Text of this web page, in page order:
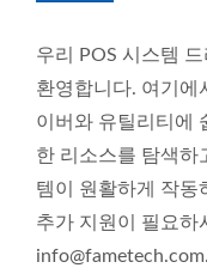
우리 POS 시스템
환영합니다. 여기에
이버와 유틸리티에
한 리소스를 탐색하
템이 원활하게 작동
추가 지원이 필요하